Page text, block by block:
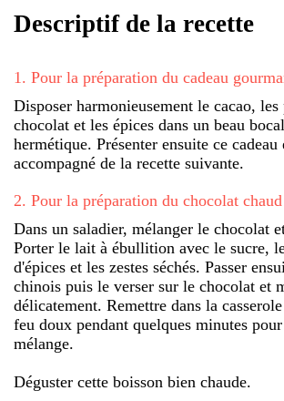
Descriptif de la recette
1 . Pour la préparation du cadeau
Disposer harmonieusement le cacao, les
chocolat et les épices dans un beau
hermétique. Présenter ensuite ce cadeau
accompagné de la recette suivante.
2. Pour la préparation du chocolat chaud
Dans un saladier, mélanger le chocolat
Porter le lait à ébullition avec le sucre,
d'épices et les zestes séchés. Passer
chinois puis le verser sur le chocolat et
délicatement. Remettre dans la
feu doux pendant quelques minutes
mélange.
Déguster cette boisson bien chaude.